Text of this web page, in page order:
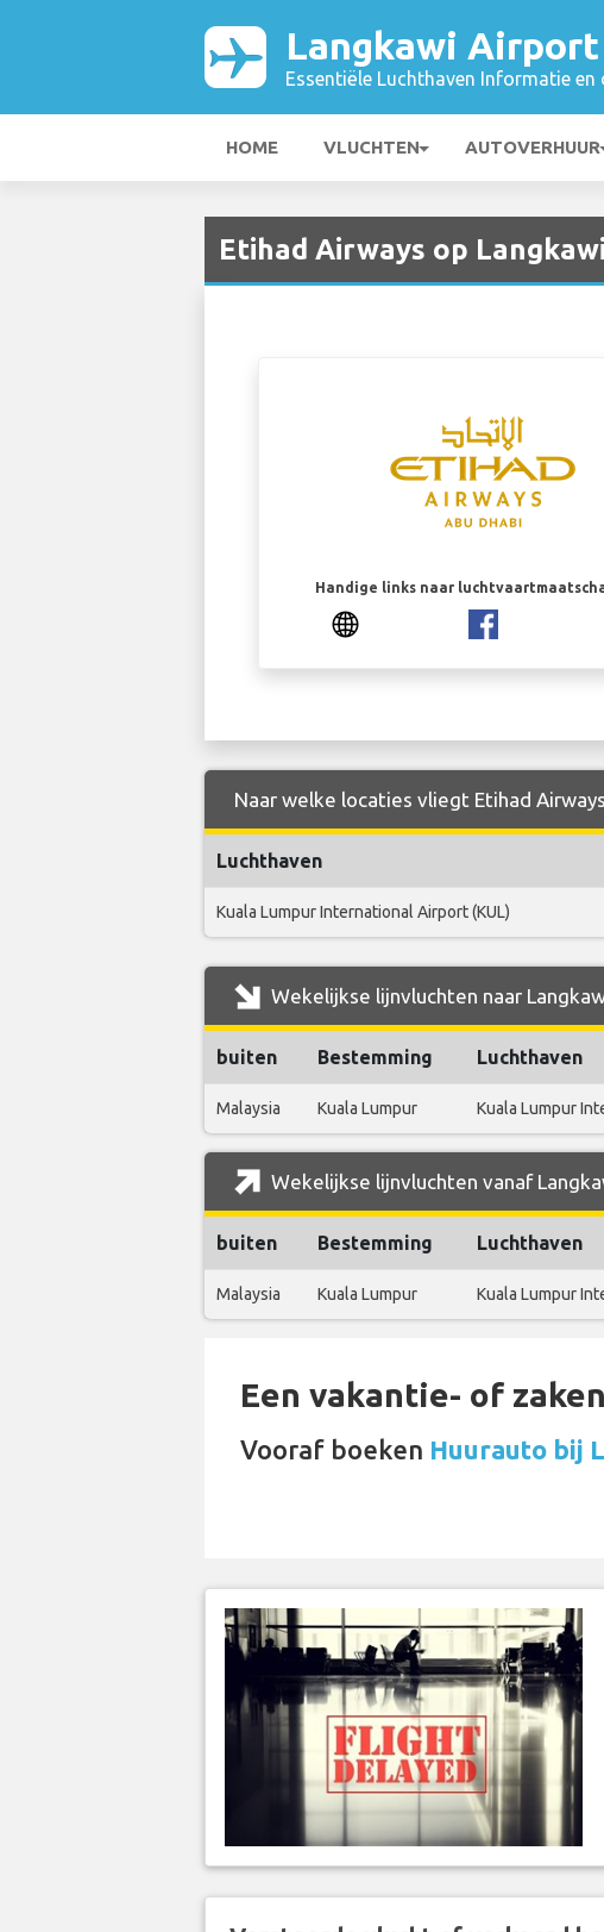
Langkawi Airport
Essentiële Luchthaven Informatie en
HOME VLUCHTEN AUTOVERHUUR
Etihad Airways op
Handige links naar
Naar welke locaties vliegt Etihad
Luchthaven
Kuala Lumpur International Airport (KUL)
Wekelijkse lijnvluchten naar
buiten Bestemming Luchthaven
Malaysia Kuala Lumpur Kuala Lumpur
Wekelijkse lijnvluchten vanaf
buiten Bestemming Luchthaven
Malaysia Kuala Lumpur Kuala Lumpur
Een vakantie- of
Vooraf boeken Huurauto bij